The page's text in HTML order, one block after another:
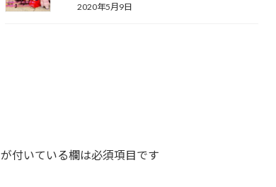
2020年5月9日
が付いている欄は必須項目です